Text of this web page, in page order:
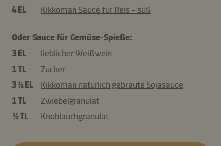
4 EL
Kikkoman Sauce für Reis - süß
Oder Sauce für Gemüse-Spieße:
3 EL
lieblicher Weißwein
1 TL
Zucker
3 ½ EL
Kikkoman natürlich gebraute Sojasauce
1 TL
Zwiebelgranulat
½ TL
Knoblauchgranulat